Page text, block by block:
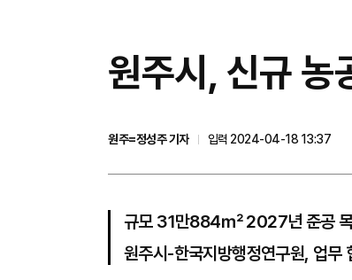
원주시, 신규 농
원주=정성주 기자
입력 2024-04-18 13:37
규모 31만884㎡ 2027년 준공
원주시-한국지방행정연구원, 업무